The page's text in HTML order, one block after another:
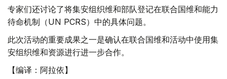
专家们还讨论了将集安组织维和部队登记在联合国维和能力
待命机制（UN PCRS）中的具体问题。
此次活动的重要成果之一是确认在联合国维和活动中使用集
安组织维和资源进行进一步合作。
【编译：阿拉依】